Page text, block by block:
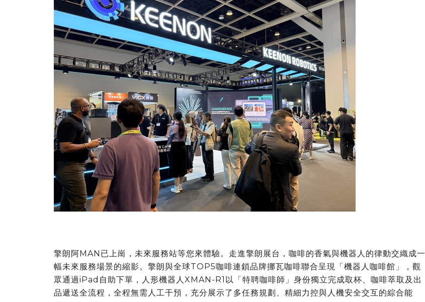
擎朗阿MAN已上崗，未來服務站等您來體驗。走進擎朗展台，咖啡的香氣與機器人的律動交織成一
幅未來服務場景的縮影。擎朗與全球TOP5咖啡連鎖品牌挪瓦咖啡聯合呈現「機器人咖啡館」，觀
眾通過iPad自助下單，人形機器人XMAN-R1以「特聘咖啡師」身份獨立完成取杯、咖啡萃取及出
品遞送全流程，全程無需人工干預，充分展示了多任務規劃、精細力控與人機安全交互的綜合能